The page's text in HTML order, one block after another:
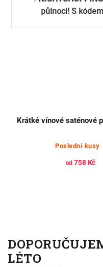
půlnoci! S
Krátké vínové saténové
Poslední kusy
od 758 Kč
LÉTO